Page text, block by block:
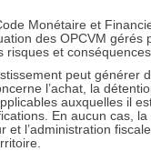
Monétaire et
des OPCVM gérés
et conséquences.
peut générer
l’achat, la
auxquelles il
En aucun cas,
et l’administration